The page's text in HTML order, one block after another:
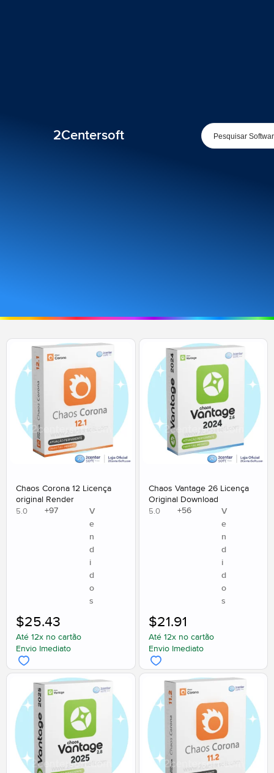
2Centersoft
Chaos Corona 12 Licença
original Render
5.0 +97
V
e
n
d
i
d
o
s
Até 12x no cartão
Envio Imediato
$25.43
Chaos Vantage 26 Licença
Original Download
5.0 +56
V
e
n
d
i
d
o
s
Até 12x no cartão
Envio Imediato
$21.91